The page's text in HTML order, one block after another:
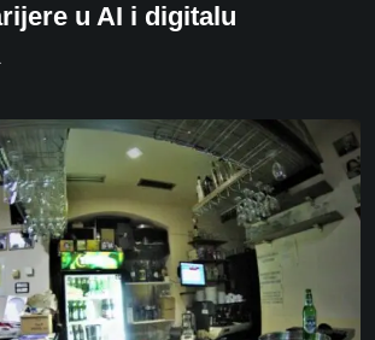
u AI i digitalu